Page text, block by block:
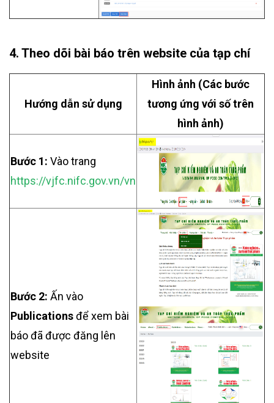
4. Theo dõi bài báo trên website của tạp chí
Hướng dẫn sử dụng
Hình ảnh (Các bước
tương ứng với số trên
hình ảnh)
Bước 1: Vào trang
https://vjfc.nifc.gov.vn/vn
Bước 2: Ấn vào
Publicationsđể xem bài
báo đã được đăng lên
website